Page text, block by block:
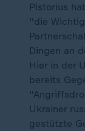
Pistorius
"die
Dingen an
Hier in der
bereits
Ukrainer
gestützte